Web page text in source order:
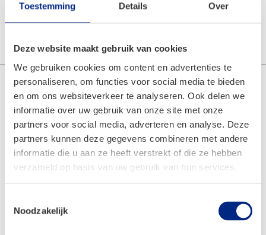
Toestemming Details Over
Deze website maakt gebruik van cookies
We gebruiken cookies om content en advertenties te
personaliseren, om functies voor social media te bieden
en om ons websiteverkeer te analyseren. Ook delen we
informatie over uw gebruik van onze site met onze
partners voor social media, adverteren en analyse. Deze
partners kunnen deze gegevens combineren met andere
informatie die u aan ze heeft verstrekt of die ze hebben
verzameld op basis van uw gebruik van hun services.
Noodzakelijk
Categorieën
Caravans
Campers
Tenten